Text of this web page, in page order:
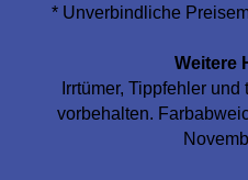
* Unverbindliche
Weitere
Irrtümer, Tippfehler
vorbehalten.